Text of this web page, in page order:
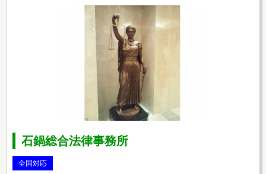
石鍋総合法律事務所
全国対応